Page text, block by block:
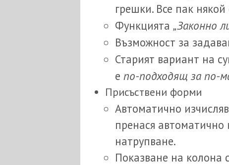
грешки. Все пак
Функцията „Законно
Възможност за
Старият вариант на
е по-подходящ за по-
Присъствени форми
Автоматично
пренася
натрупване.
Показване на колона